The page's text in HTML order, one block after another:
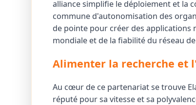
alliance simplifie le déploiement et la
commune d'autonomisation des
de pointe pour créer des
mondiale et de la fiabilité du réseau
Alimenter la recherche et
Au cœur de ce partenariat se trouve
réputé pour sa vitesse et sa